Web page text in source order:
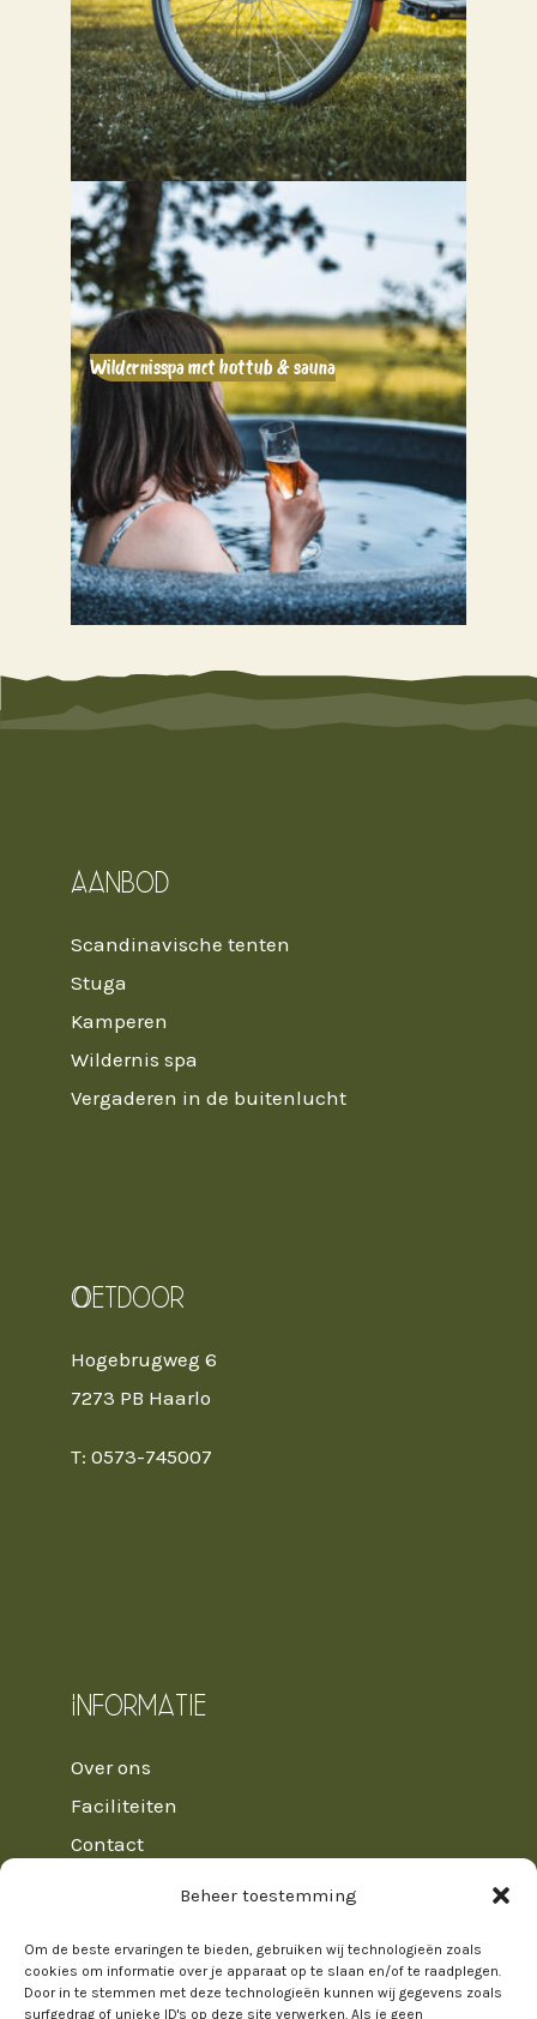
Beheer toestemming
Om de beste ervaringen te bieden, gebruiken wij technologieën zoals
cookies om informatie over je apparaat op te slaan en/of te raadplegen.
Door in te stemmen met deze technologieën kunnen wij gegevens zoals
surfgedrag of unieke ID's op deze site verwerken. Als je geen
Wildernisspa met hottub & sauna
Aanbod
Scandinavische tenten
Stuga
Kamperen
Wildernis spa
Vergaderen in de buitenlucht
Oetdoor
Hogebrugweg 6
7273 PB Haarlo
T: 0573-745007
Informatie
Over ons
Faciliteiten
Contact
Algemene voorwaarden